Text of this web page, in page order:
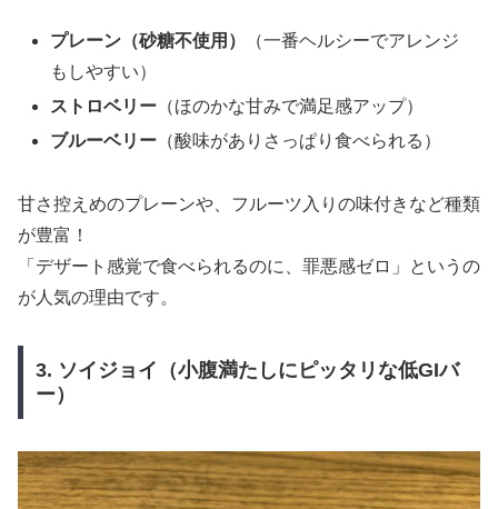
プレーン（砂糖不使用）
（一番ヘルシーでアレンジ
もしやすい）
ストロベリー （ほのかな甘みで満足感アップ）
ブルーベリー （酸味がありさっぱり食べられる）
甘さ控えめのプレーンや、フルーツ入りの味付きなど種類
が豊富！
「デザート感覚で食べられるのに、罪悪感ゼロ」というの
が人気の理由です。
3. ソイジョイ（小腹満たしにピッタリな低GIバ
ー）